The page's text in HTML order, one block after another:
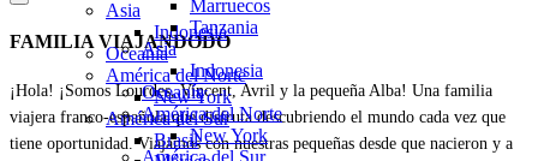
Asia
Indonesia
Oceanía
América del Norte
New York
América del Sur
Brasil
Marruecos
Tanzania
Asia
Indonesia
Oceanía
América del Norte
New York
América del Sur
FAMILIA VIAJANDODO
¡Hola! ¡Somos Lourdes, Vincent, Avril y la pequeña Alba! Una familia
viajera franco-española que disfruta descubriendo el mundo cada vez que
tiene oportunidad. Viajamos con nuestras pequeñas desde que nacieron y a